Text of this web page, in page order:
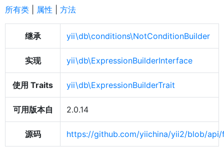
所有类 属性 方法
继承 yii\db\conditions\NotConditionBuilder
实现 yii\db\ExpressionBuilderInterface
使用 Traits yii\db\ExpressionBuilderTrait
可用版本自 2.0.14
源码 https://github.com/yiichina/yii2/blob/